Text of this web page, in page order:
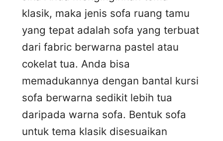
klasik, maka jenis sofa ruang tamu
yang tepat adalah sofa yang terbuat
dari fabric berwarna pastel atau
cokelat tua. Anda bisa
memadukannya dengan bantal kursi
sofa berwarna sedikit lebih tua
daripada warna sofa. Bentuk sofa
untuk tema klasik disesuaikan